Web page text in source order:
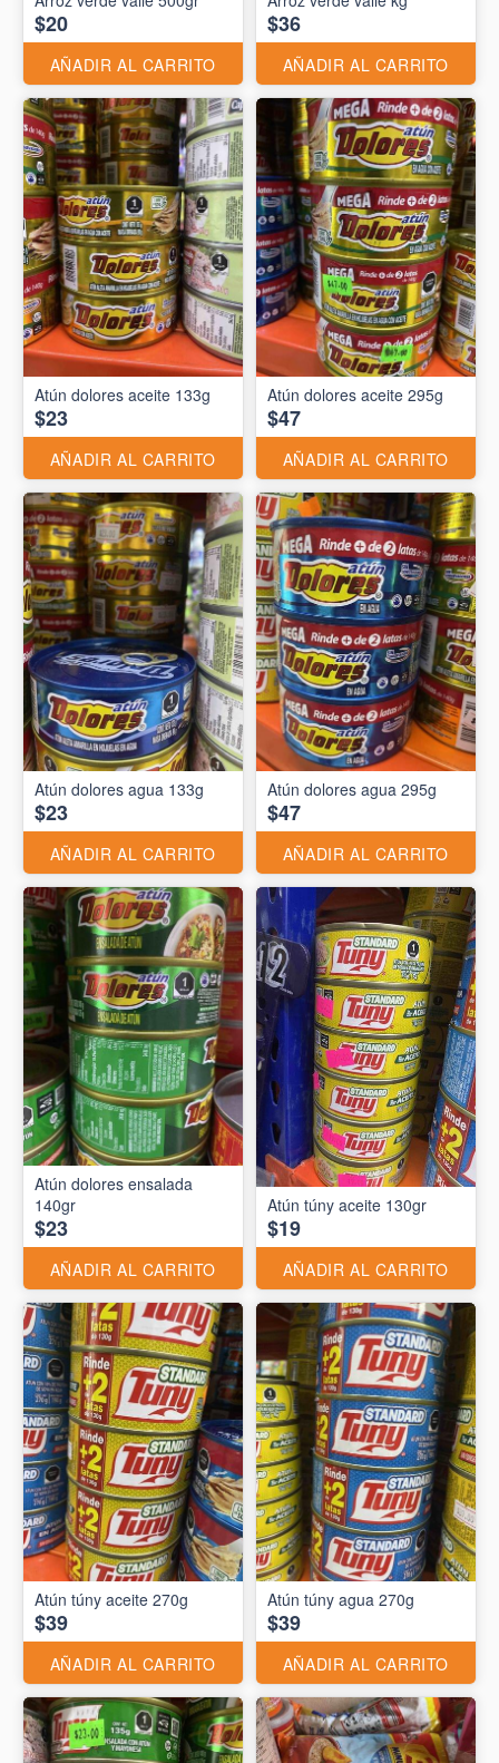
$20
AÑADIR AL CARRITO
$36
AÑADIR AL CARRITO
Atún dolores aceite 133g
$23
AÑADIR AL CARRITO
Atún dolores aceite 295g
$47
AÑADIR AL CARRITO
Atún dolores agua 133g
$23
AÑADIR AL CARRITO
Atún dolores agua 295g
$47
AÑADIR AL CARRITO
Atún dolores ensalada
140gr
$23
AÑADIR AL CARRITO
Atún túny aceite 130gr
$19
AÑADIR AL CARRITO
Atún túny aceite 270g
$39
AÑADIR AL CARRITO
Atún túny agua 270g
$39
AÑADIR AL CARRITO